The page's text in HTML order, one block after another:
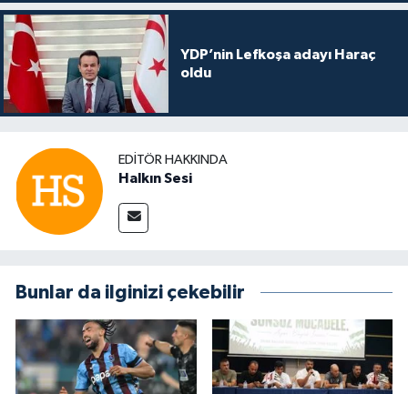
YDP’nin Lefkoşa adayı Haraç
oldu
EDITÖR HAKKINDA
Halkın Sesi
Bunlar da ilginizi çekebilir